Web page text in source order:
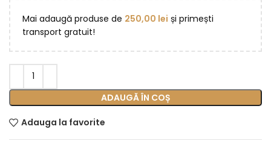
Mai adaugă produse de 250,00 lei și primești
transport gratuit!
ADAUGĂ ÎN COȘ
Adauga la favorite